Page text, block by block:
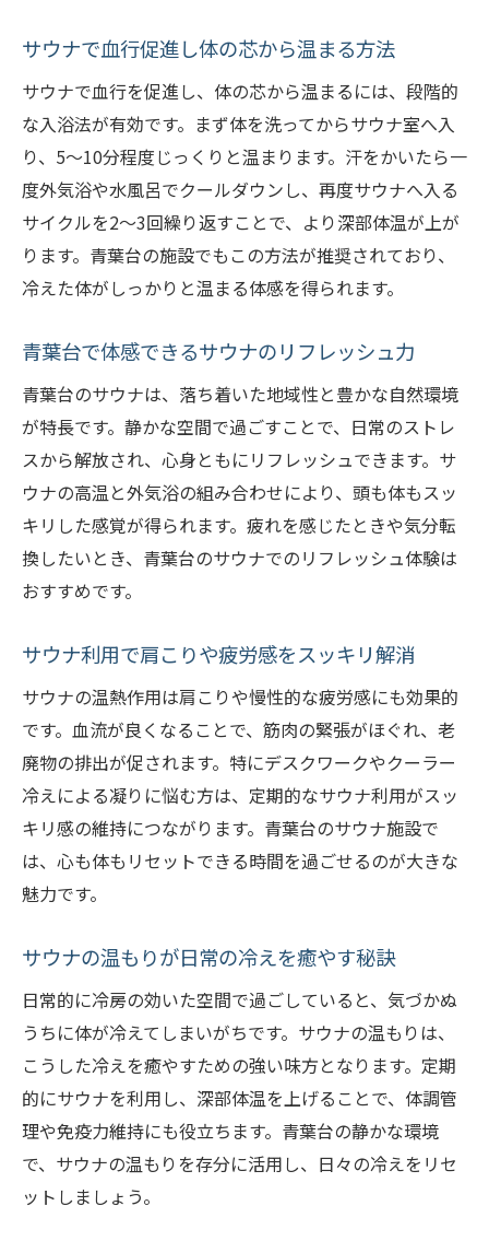
化
サウナの温熱作用で冷えと疲れを撃退する
方法
定期的なサウナ利用が冷え改善に役立つ理
由
心も体も温める青葉区のサウナ活用術
青葉区のサウナで心身を温める過ごし方
う
サウナ後の食事でリフレッシュ効果を高め
る
青葉台で実践できるサウナ健康法のポイン
ト
サウナと岩盤浴を組み合わせた癒やしの時
間
サウナ習慣で心と体のバランスを整える方
青葉台サウナの静かな魅力に癒される理由
サウナ施設の雰囲気がリフレッシュ効果を
後押し
サウナでのリラックスタイムが日常を豊か
にする
サウナ巡りで見つける青葉台の新しい楽し
み方
サウナ愛好家が注目する青葉台の魅力ポイ
ント
冷房疲れにはサウナで整える過ごし方
サウナで冷房疲れを癒やす理想のルーティ
ン
サウナで自律神経を整えストレスを軽減す
サウナで血行促進し体の芯から温まる方法
サウナで血行を促進し、体の芯から温まるには、段階的
な入浴法が有効です。まず体を洗ってからサウナ室へ入
り、5〜10分程度じっくりと温まります。汗をかいたら一
度外気浴や水風呂でクールダウンし、再度サウナへ入る
サイクルを2〜3回繰り返すことで、より深部体温が上が
ります。青葉台の施設でもこの方法が推奨されており、
冷えた体がしっかりと温まる体感を得られます。
青葉台で体感できるサウナのリフレッシュ力
青葉台のサウナは、落ち着いた地域性と豊かな自然環境
が特長です。静かな空間で過ごすことで、日常のストレ
スから解放され、心身ともにリフレッシュできます。サ
ウナの高温と外気浴の組み合わせにより、頭も体もスッ
キリした感覚が得られます。疲れを感じたときや気分転
換したいとき、青葉台のサウナでのリフレッシュ体験は
おすすめです。
サウナ利用で肩こりや疲労感をスッキリ解消
サウナの温熱作用は肩こりや慢性的な疲労感にも効果的
です。血流が良くなることで、筋肉の緊張がほぐれ、老
廃物の排出が促されます。特にデスクワークやクーラー
冷えによる凝りに悩む方は、定期的なサウナ利用がスッ
キリ感の維持につながります。青葉台のサウナ施設で
は、心も体もリセットできる時間を過ごせるのが大きな
魅力です。
サウナの温もりが日常の冷えを癒やす秘訣
日常的に冷房の効いた空間で過ごしていると、気づかぬ
うちに体が冷えてしまいがちです。サウナの温もりは、
こうした冷えを癒やすための強い味方となります。定期
的にサウナを利用し、深部体温を上げることで、体調管
理や免疫力維持にも役立ちます。青葉台の静かな環境
で、サウナの温もりを存分に活用し、日々の冷えをリセ
ットしましょう。